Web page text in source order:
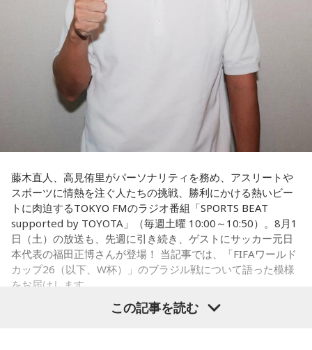
福田：そういう見方も当然ありますし、それができれば一番
いいと思うのですが、森保監督は帰国後の会見で「戦術は後
出しジャンケンだ」と言っていたんです。どういうことかと
いうと、自分たちが変えたら相手がまた変えてくる、それに
対してまた変えていかなきゃならない。ベンチでその都度
（戦術を）言い続けても、向こうが変えてきたら、その変化
に対して変化しなきゃいけない。「こういうやり方をしま
す」「だったらこう対応します」と。
そうすると、対応された側がまた変えてくるんですよ、それ
度言えますけど、ピッチのなかで選手たちがそれを感じて、
対応していく能力を高めていくのがサッカーにおいて一番重
要なんです。
ブラジル戦のときも「守ろう」という気持ちはなくても、ブ
ラジルが1点負けていたときに、前に出てくるエネルギーって
すごいんです。それを食い止めたり、押し返したりするため
には、前半よりもエネルギーをもっと使わなきゃいけないけ
れども、ブラジルのものすごい勢いにのまれてしまった。た
だ、これは日本だけではなく、アルゼンチンと対戦したイン
藤木直人、高見侑里がパーソナリティを務め、アスリートや
スポーツに情熱を注ぐ人たちの挑戦、勝利にかける熱いビー
トに肉迫するTOKYO FMのラジオ番組「SPORTS BEAT
supported by TOYOTA」（毎週土曜 10:00～10:50）。8月1
日（土）の放送も、先週に引き続き、ゲストにサッカー元日
本代表の福田正博さんが登場！ 当記事では、「FIFAワールド
カップ26（以下、W杯）」のブラジル戦について語った模様
をお届けします。
この記事を読む